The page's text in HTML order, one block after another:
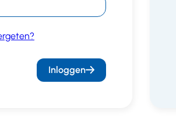
Inloggen